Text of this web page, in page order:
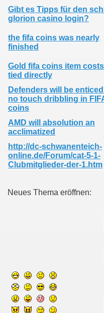
Gibt es Tipps für den
glorion casino login?
the fifa coins was nearly
finished
Gold fifa coins item
tied directly
Defenders will be
no touch dribbling in
coins
AMD will absolution an
acclimatized
http://dc-schwanenteich-
online.de/Forum/cat-5-1-
Clubmitglieder-der-1.htm
Neues Thema eröffnen: